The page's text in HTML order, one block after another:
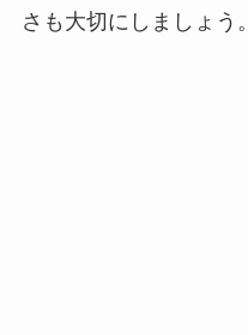
さも大切にしましょう。